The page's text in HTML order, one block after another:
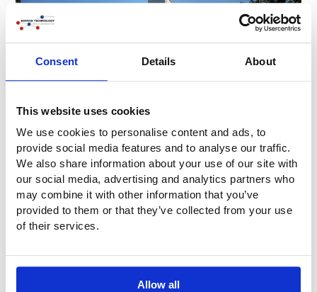
Consent Details About
This website uses cookies
We use cookies to personalise content and ads, to
provide social media features and to analyse our traffic.
We also share information about your use of our site with
our social media, advertising and analytics partners who
may combine it with other information that you’ve
provided to them or that they’ve collected from your use
of their services.
Allow all